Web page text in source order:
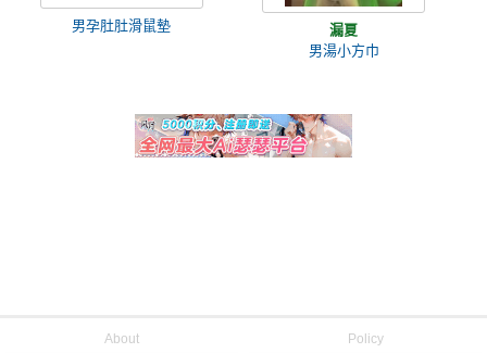
男孕肚肚滑鼠墊
漏夏
男湯小方巾
About Policy